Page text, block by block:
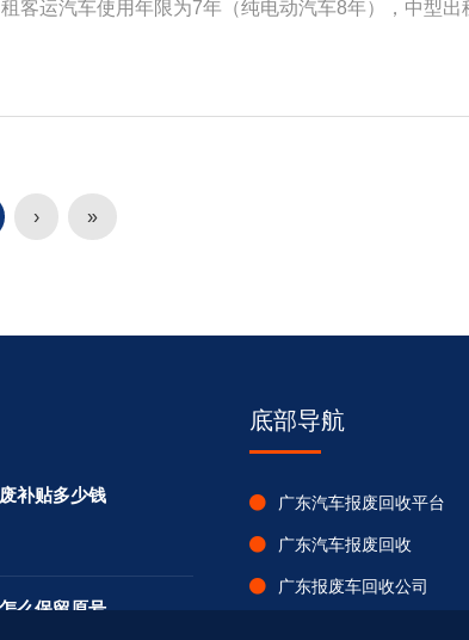
客运汽车使用年限为7年（纯电动汽车8年），中型出
› »
补贴多少钱
么保留原号
底部导航
广东汽车报废回收平台
广东汽车报废回收
广东报废车回收公司